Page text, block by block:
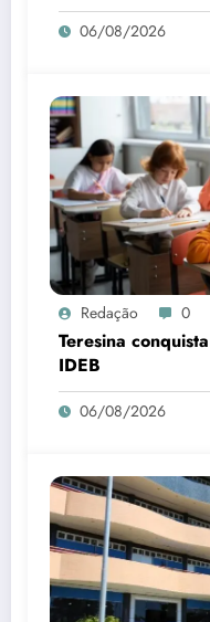
06/08/2026
Redação 0
Teresina
IDEB
06/08/2026